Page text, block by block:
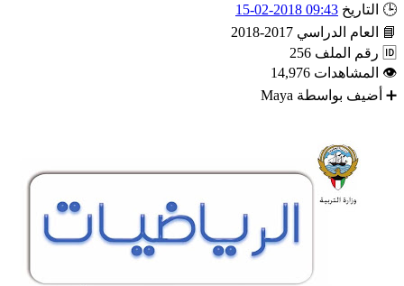
09:43 2018-02-15
الدراسي 2017-2018
الملف
256
14,976
بواسطة Maya